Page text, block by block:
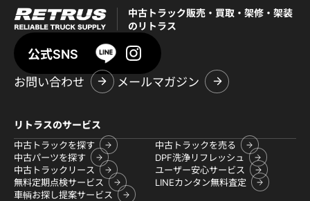
中古トラック販売・買取・架修・架装
のリトラス
公式SNS
お問い合わせ
メールマガジン
リトラスのサービス
中古トラックを探す
中古トラックを売る
中古パーツを探す
DPF洗浄リフレッシュ
中古トラックリース
ユーザー安心サービス
無料定期点検サービス
LINEカンタン無料査定
車輌お探し提案サービス